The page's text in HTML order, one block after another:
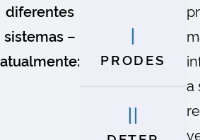
diferentes
sistemas –
atualmente:
I
PRODES
II
a